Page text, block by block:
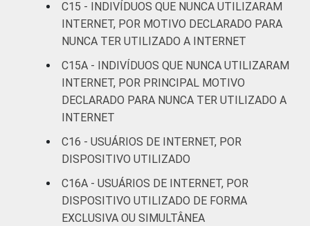
SM até 10
SM
47 15
SM
41 21
Não tem
Não sabe
Não
respondeu
36
C15 - INDIVÍDUOS QUE NUNCA UTILIZARAM
INTERNET, POR MOTIVO DECLARADO PARA
NUNCA TER UTILIZADO A INTERNET
C15A - INDIVÍDUOS QUE NUNCA UTILIZARAM
INTERNET, POR PRINCIPAL MOTIVO
DECLARADO PARA NUNCA TER UTILIZADO A
INTERNET
C16 - USUÁRIOS DE INTERNET, POR
DISPOSITIVO UTILIZADO
C16A - USUÁRIOS DE INTERNET, POR
DISPOSITIVO UTILIZADO DE FORMA
EXCLUSIVA OU SIMULTÂNEA